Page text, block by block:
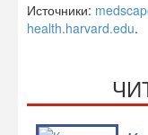
Источники:
health.harvard.edu.